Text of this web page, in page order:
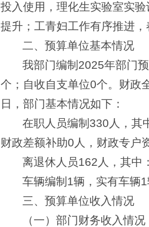
投入使用，理化生实验室实
提升；工青妇工作有序推进
二、预算单位基本情况
我部门编制2025年部门
个；自收自支单位0个。财政
日，部门基本情况如下：
在职人员编制330人，其
财政差额补助0人，财政专户
离退休人员162人，其中
车辆编制1辆，实有车辆1
三、预算单位收入情况
（一）部门财务收入情况